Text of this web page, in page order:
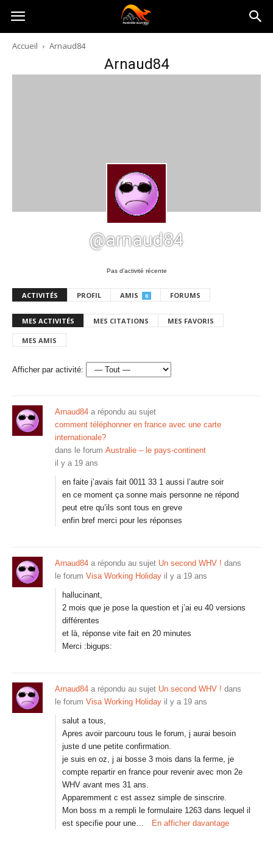
Australia-
australie.com
Accueil Arnaud84
Arnaud84
@arnaud84
Pas d’activité récente
ACTIVITÉS PROFIL AMIS 0 FORUMS
MES ACTIVITÉS MES CITATIONS MES FAVORIS
MES AMIS
Afficher par activité:
Arnaud84 a répondu au sujet
comment téléphonner en france avec une carte
internationale?
dans le forum Australie – le pays-continent
il y a 19 ans
en faite j’avais fait 0011 33 1 aussi l’autre soir
en ce moment ça sonne mais personne ne répond
peut etre qu’ils sont tous en greve
enfin bref merci pour les réponses
Arnaud84 a répondu au sujet Un second WHV ! dans
le forum Visa Working Holiday il y a 19 ans
hallucinant,
2 mois que je pose la question et j’ai eu 40 versions
différentes
et là, réponse vite fait en 20 minutes
Merci :bigups:
Arnaud84 a répondu au sujet Un second WHV ! dans
le forum Visa Working Holiday il y a 19 ans
salut a tous,
Apres avoir parcouru tous le forum, j aurai besoin
juste d une petite confirmation.
je suis en oz, j ai bosse 3 mois dans la ferme, je
compte repartir en france pour revenir avec mon 2e
WHV avant mes 31 ans.
Apparemment c est assez simple de sinscrire.
Mon boss m a rempli le formulaire 1263 dans lequel il
est specifie pour une…
En afficher davantage